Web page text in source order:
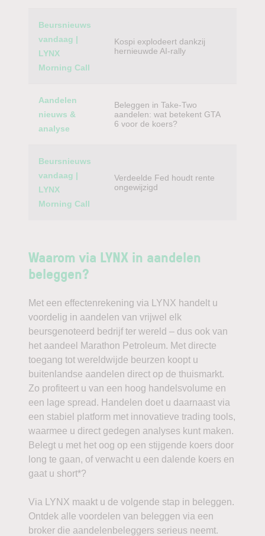
Beursnieuws
vandaag |
LYNX
Morning Call
Kospi explodeert dankzij
hernieuwde AI-rally
Aandelen
nieuws &
analyse
Beleggen in Take-Two
aandelen: wat betekent GTA
6 voor de koers?
Beursnieuws
vandaag |
LYNX
Morning Call
Verdeelde Fed houdt rente
ongewijzigd
Waarom via LYNX in aandelen
beleggen?
Met een effectenrekening via LYNX handelt u
voordelig in aandelen van vrijwel elk
beursgenoteerd bedrijf ter wereld – dus ook van
het aandeel Marathon Petroleum. Met directe
toegang tot wereldwijde beurzen koopt u
buitenlandse aandelen direct op de thuismarkt.
Zo profiteert u van een hoog handelsvolume en
een lage spread. Handelen doet u daarnaast via
een stabiel platform met innovatieve trading tools,
waarmee u direct gedegen analyses kunt maken.
Belegt u met het oog op een stijgende koers door
long te gaan, of verwacht u een dalende koers en
gaat u short*?
Via LYNX maakt u de volgende stap in beleggen.
Ontdek alle voordelen van beleggen via een
broker die aandelenbeleggers serieus neemt.